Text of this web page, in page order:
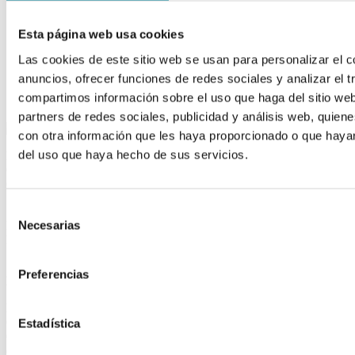
Esta página web usa cookies
Las cookies de este sitio web se usan para personalizar el
anuncios, ofrecer funciones de redes sociales y analizar el
compartimos información sobre el uso que haga del sitio
partners de redes sociales, publicidad y análisis web,
con otra información que les haya proporcionado o que
del uso que haya hecho de sus servicios.
Necesarias
Preferencias
Estadística
Guinama patrocina el XV
Congreso Nacional de la AEFF
El próximo encuentro de la AEFF tendrá lugar en la Facultad de
NACIONAL DE LA AEFF DÓNDE GUINAMA ES
Se va acercando la fecha para el gran
Española de Farmacéuticos Formulistas
Ciencias de la Salud en la Universidad San Jorge de Villanueva de